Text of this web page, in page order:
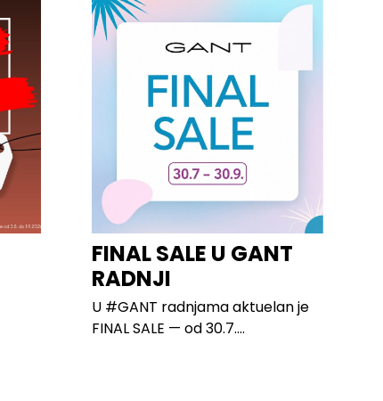
FINAL SALE U GANT
RADNJI
U #GANT radnjama aktuelan je
FINAL SALE — od 30.7....